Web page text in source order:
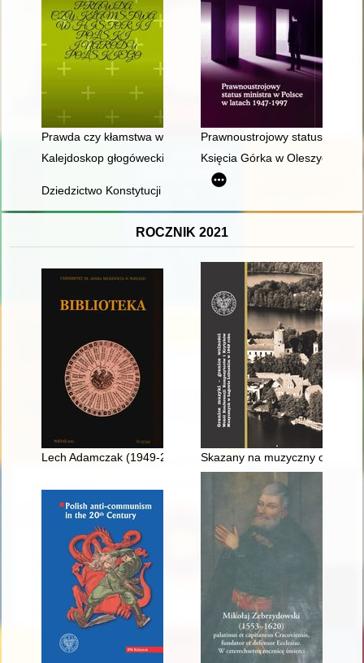
Prawda czy kłamstwa w historii Polski i narodu polskiego
Prawnoustrojowy status
Kalejdoskop głogówecki. T. 1
Księcia Górka w Oleszycach :
Dziedzictwo Konstytucji 1812 roku : z dziejów
ROCZNIK 2021
Lech Adamczak (1949-2021) Skazany na muzyczny